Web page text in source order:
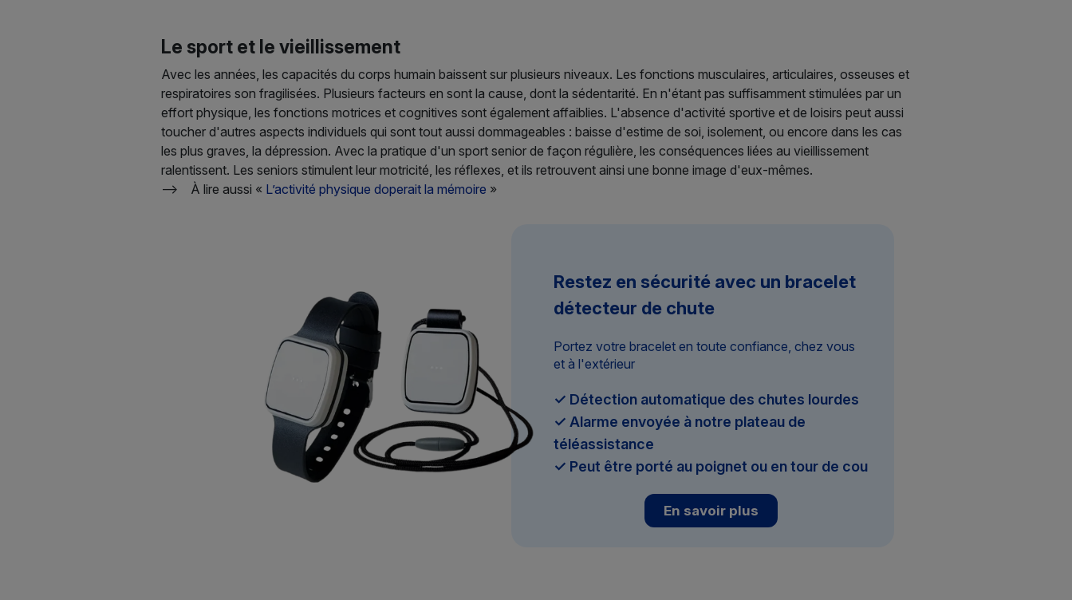
Le sport et le vieillissement
Avec les années, les capacités du corps humain baissent sur plusieurs niveaux. Les fonctions musculaires, articulaires, osseuses et
respiratoires son fragilisées. Plusieurs facteurs en sont la cause, dont la sédentarité. En n'étant pas suffisamment stimulées par un
effort physique, les fonctions motrices et cognitives sont également affaiblies. L'absence d'activité sportive et de loisirs peut aussi
toucher d'autres aspects individuels qui sont tout aussi dommageables : baisse d'estime de soi, isolement, ou encore dans les cas
les plus graves, la dépression. Avec la pratique d'un sport senior de façon régulière, les conséquences liées au vieillissement
ralentissent. Les seniors stimulent leur motricité, les réflexes, et ils retrouvent ainsi une bonne image d'eux-mêmes.
--> À lire aussi « L’activité physique doperait la mémoire »
Restez en sécurité avec un bracelet
détecteur de chute
Portez votre bracelet en toute confiance, chez vous
et à l'extérieur
✓ Détection automatique des chutes lourdes
✓ Alarme envoyée à notre plateau de
téléassistance
✓ Peut être porté au poignet ou en tour de cou
En savoir plus